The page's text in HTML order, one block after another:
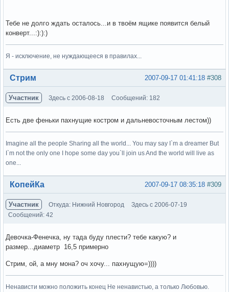
Тебе не долго ждать осталось...и в твоём ящике появится белый
конверт...:):):)
Я - исключение, не нуждающееся в правилах...
Вне форума #308
2007-09-17 01:41:18
Стрим
Участник Здесь с 2006-08-18 Сообщений: 182
Есть две феньки пахнущие костром и дальневосточным лестом))
Imagine all the people Sharing all the world... You may say I`m a dreamer But
I`m not the only one I hope some day you`ll join us And the world will live as
one...
Вне форума #309
2007-09-17 08:35:18
КопейКа
Участник Откуда: Нижний Новгород
Здесь с 2006-07-19
Сообщений: 42
Девочка-Фенечка, ну тада буду плести? тебе какую? и
размер...диаметр 16,5 примерно
Стрим, ой, а мну мона? оч хочу... пахнущую=))))
Ненависти можно положить конец Не ненавистью, а только Любовью.